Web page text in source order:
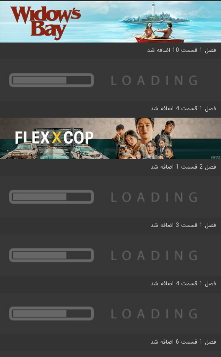
فصل 1 قسمت 10 اضافه شد
فصل 1 قسمت 4 اضافه شد
فصل 2 قسمت 1 اضافه شد
فصل 1 قسمت 3 اضافه شد
فصل 1 قسمت 4 اضافه شد
فصل 1 قسمت 6 اضافه شد